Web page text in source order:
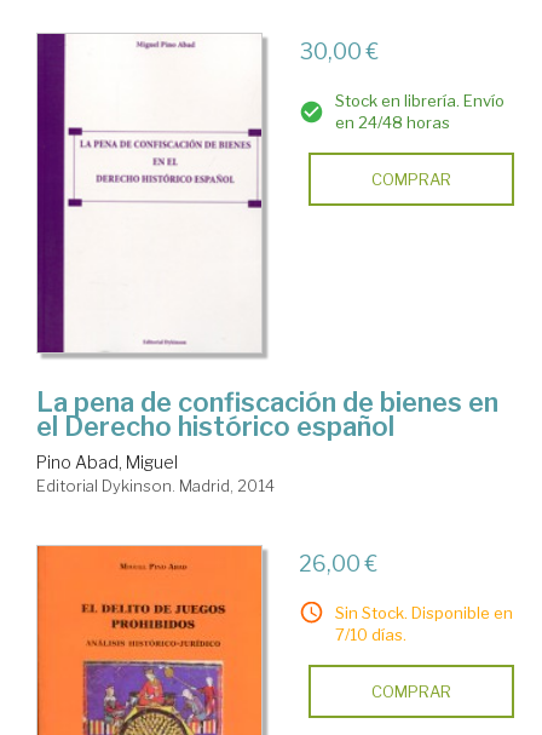
30,00 €
Stock en librería. Envío
en 24/48 horas
COMPRAR
La pena de confiscación de bienes en
el Derecho histórico español
Pino Abad, Miguel
Editorial Dykinson. Madrid, 2014
26,00 €
Sin Stock. Disponible en
7/10 días.
COMPRAR